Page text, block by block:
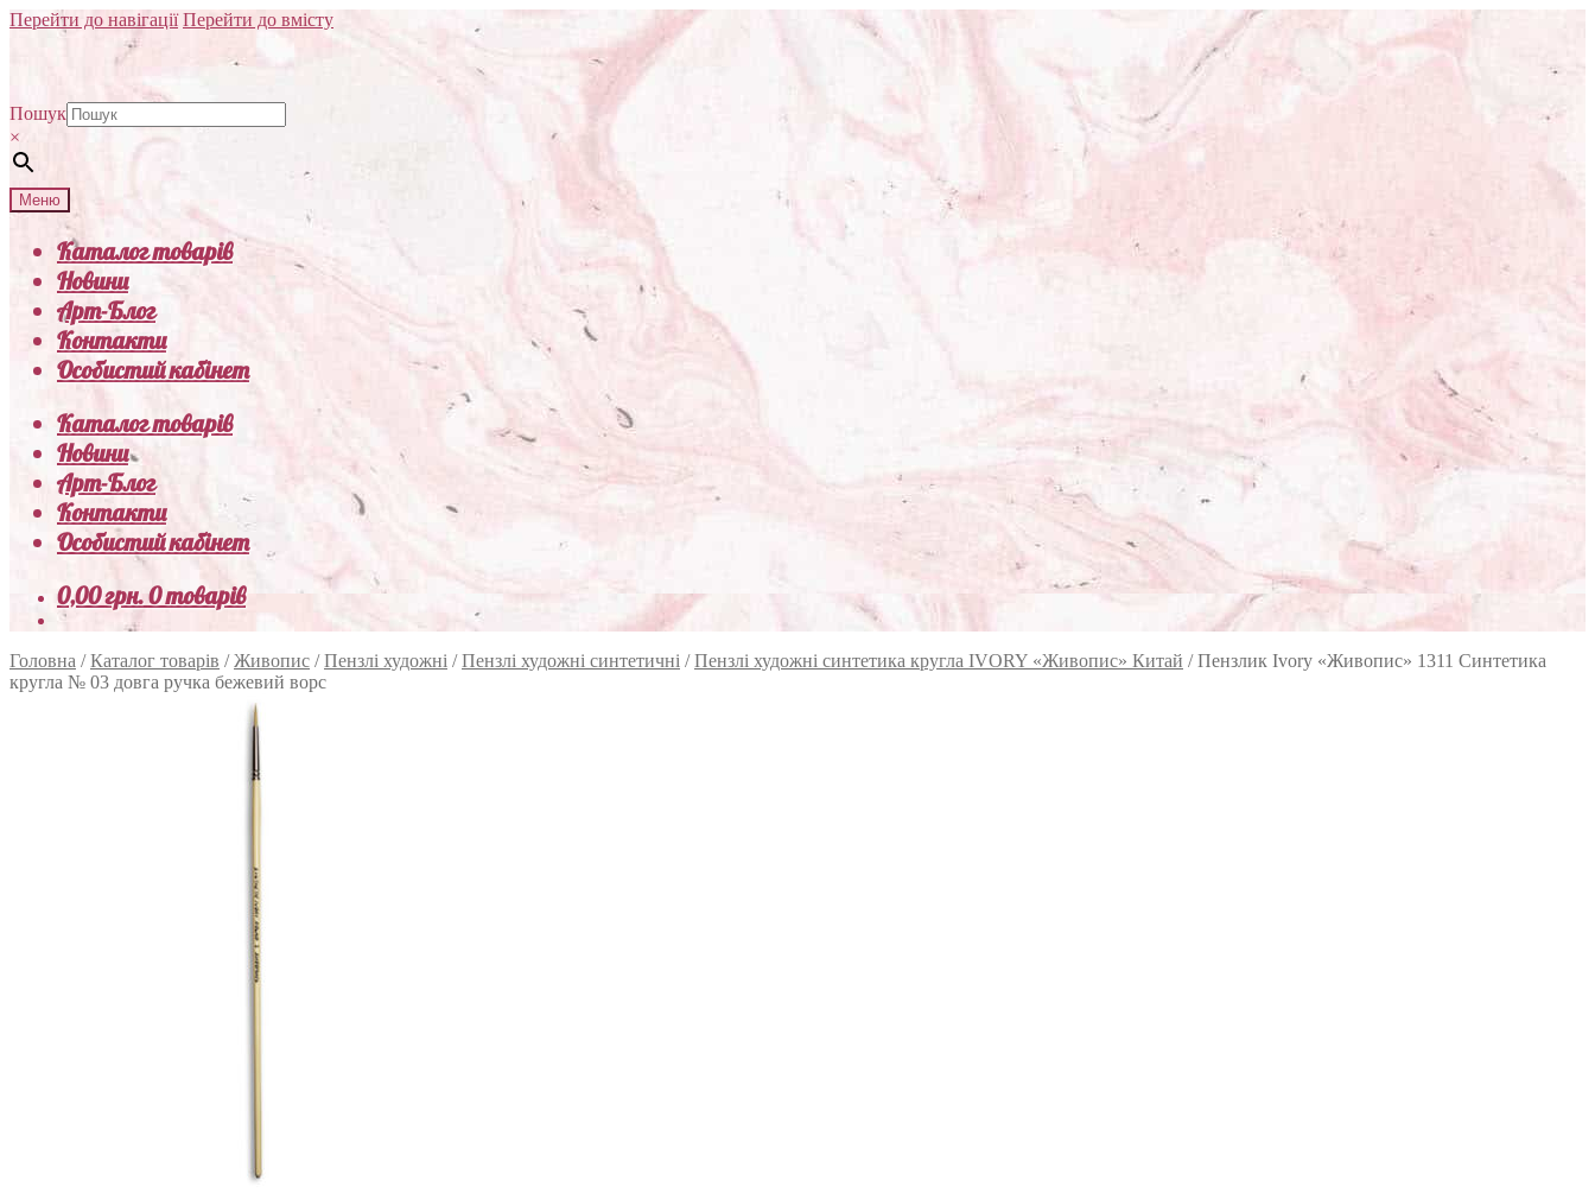
Перейти до навігації Перейти до вмісту
Пошук
×
Меню
Каталог товарів
Новини
Арт-Блог
Контакти
Особистий кабінет
Каталог товарів
Новини
Арт-Блог
Контакти
Особистий кабінет
0,00грн.0 товарів
Головна /Каталог товарів /Живопис /Пензлі художні /Пензлі художні синтетичні /Пензлі художні синтетика кругла IVORY «Живопис» Китай /Пензлик Ivory «Живопис» 1311 Синтетика
кругла № 03 довга ручка бежевий ворс